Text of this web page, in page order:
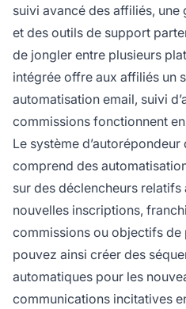
suivi avancé des affiliés,
et des outils de support
de jongler entre plusieurs
intégrée offre aux affiliés un
automatisation email, suivi
commissions fonctionnent
Le système
comprend des
sur des déclencheurs relatifs
nouvelles inscriptions,
commissions ou objectifs de
pouvez ainsi créer des
automatiques pour les
communications incitatives